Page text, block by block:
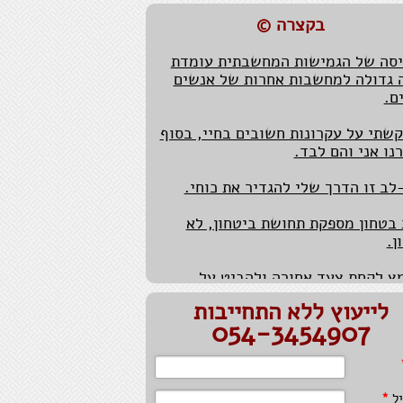
בקצרה ©
צריך להציג את המקור מידי יום.
גדולה למחשבות אחרות של אנשים
אני והם לבד.
מרחוק, יכול לקרב.
או לא כלום, הפסד של מקום טוב
שלך לומר "לא" כמו זכויות
אין להפר אותן ללא רשותך.
לייעוץ ללא התחייבות
054-3454907
*